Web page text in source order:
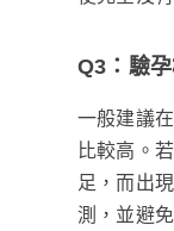
Q3：驗
一般建議
比較高。
足，而出
測，並避